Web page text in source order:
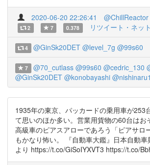
2020-06-20 22:26:41 @ChillReactor
2 7 0.378 リツイート・ネッ
4 @GinSk20DET @level_7g @99s60
7 @70_cutlass @99s60 @cedric_130
@GinSk20DET @konobayashi
1935年の東京、パッカードの乗用車が253
て思いのほか多い。営業用貨物の60台はお
高級車のピアスアローであろう「ピアサロ
もかなり怖い。 『自動車大鑑』日本自動車
より https://t.co/GiSoIYXVT3 https://t.co/